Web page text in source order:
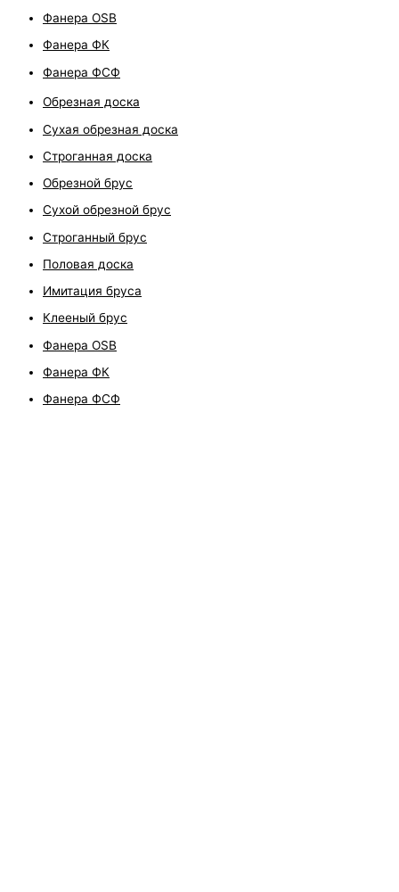
Фанера OSB
Фанера ФК
Фанера ФСФ
Обрезная доска
Сухая обрезная доска
Строганная доска
Обрезной брус
Сухой обрезной брус
Строганный брус
Половая доска
Имитация бруса
Клееный брус
Фанера OSB
Фанера ФК
Фанера ФСФ